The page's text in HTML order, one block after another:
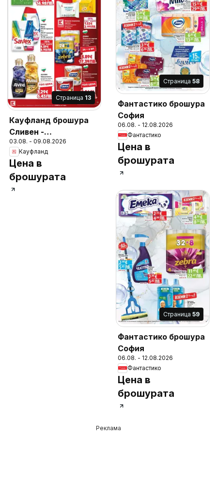
Cтраница 13
Кауфланд брошура
Сливен -
Предложения за
цялото семейство
03.08. - 09.08.2026
Кауфланд
Цена в
брошурата
Cтраница 58
Фантастико брошура
София
06.08. - 12.08.2026
Фантастико
Цена в
брошурата
Cтраница 59
Фантастико брошура
София
06.08. - 12.08.2026
Фантастико
Цена в
брошурата
Реклама